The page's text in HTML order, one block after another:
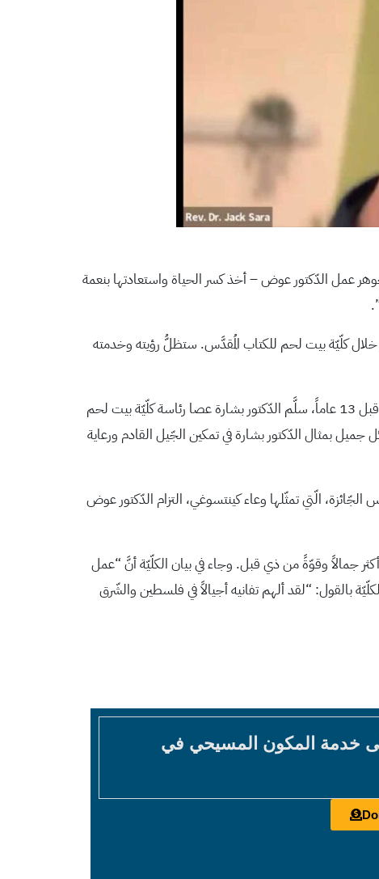
عمل الدّكتور عوض – أخذ كسر الحياة واستعادتها بنعمة
خلال كلّيّة بيت لحم للكتاب المُقدَّس. ستظلُّ رؤيته وخدمته
طلبَتْ SRG من الدّكتور سارة تقديم هذه الهديّة الخاصّة والمتميزة للدّكتور بشارة نيابةً عنهم. كان من المدهش أن نشهد التّوازي: قبل 13 عاماً، سلَّم الدّكتور بشارة عصا رئاسة كلّيّة بيت لحم
جميل بمثال الدّكتور بشارة في تمكين الجّيل القادم ورعاية
الجّائزة، الّتي تمثّلها وعاء كينتسوغي، التزام الدّكتور عوض
جمالاً وقوّةً من ذي قبل. وجاء في بيان الكلّيّة أنَّ “عمل
بالقول: “لقد ألهم تفانيه أجيالاً في فلسطين والشّرق
خدمة المكون المسيحي في